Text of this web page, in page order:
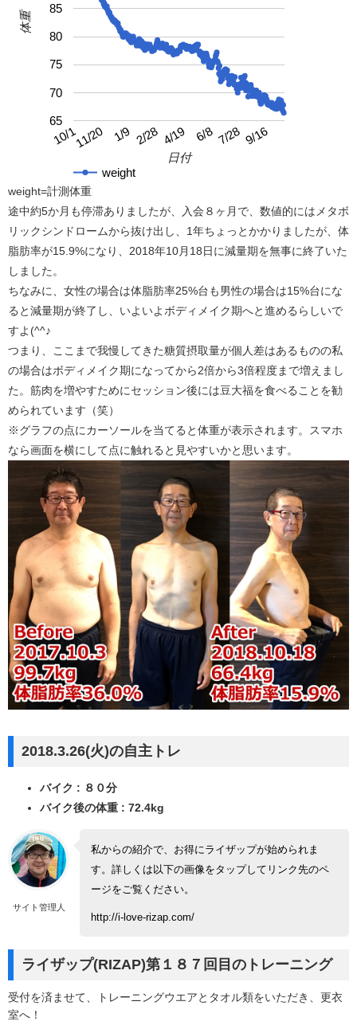
weight
10/111/20 1/9 2/28 4/19 6/8 7/28 9/16
65
70
75
80
85
日付
体重
weight=計測体重
途中約5か月も停滞ありましたが、入会８ヶ月で、数値的にはメタボ
リックシンドロームから抜け出し、1年ちょっとかかりましたが、体
脂肪率が15.9%になり、2018年10月18日に減量期を無事に終了いた
しました。
ちなみに、女性の場合は体脂肪率25%台も男性の場合は15%台にな
ると減量期が終了し、いよいよボディメイク期へと進めるらしいで
すよ(^^♪
つまり、ここまで我慢してきた糖質摂取量が個人差はあるものの私
の場合はボディメイク期になってから2倍から3倍程度まで増えまし
た。筋肉を増やすためにセッション後には豆大福を食べることを勧
められています（笑）
※グラフの点にカーソールを当てると体重が表示されます。スマホ
なら画面を横にして点に触れると見やすいかと思います。
2018.3.26(火)の自主トレ
バイク : ８０分
バイク後の体重 : 72.4kg
サイト管理人
私からの紹介で、お得にライザップが始められま
す。詳しくは以下の画像をタップしてリンク先のペ
ージをご覧ください。
http://i-love-rizap.com/
ライザップ(RIZAP)第１８７回目のトレーニング
受付を済ませて、トレーニングウエアとタオル類をいただき、更衣
室へ！